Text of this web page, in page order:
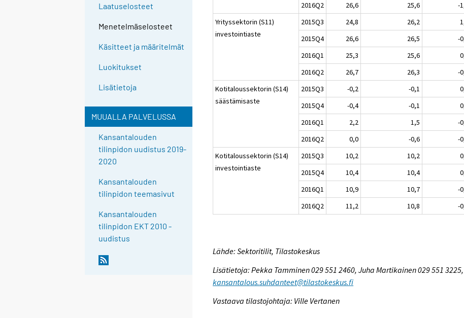
Laatuselosteet
Menetelmäselosteet
Käsitteet ja määritelmät
Luokitukset
Lisätietoja
MUUALLA PALVELUSSA
Kansantalouden
tilinpidon uudistus 2019-
2020
Kansantalouden
tilinpidon teemasivut
Kansantalouden
tilinpidon EKT 2010 -
uudistus
2016Q2
26,6 25,6
-
Yrityssektorin (S11)
investointiaste
2015Q3 24,8 26,2
2015Q4
26,6 26,5
-
2016Q1
25,3 25,6
2016Q2
26,7 26,3
-
Kotitaloussektorin (S14)
säästämisaste
2015Q3 -0,2 -0,1
2015Q4
-0,4 -0,1
2016Q1
2,2 1,5
-
2016Q2
0,0 -0,6
-
Kotitaloussektorin (S14)
investointiaste
2015Q3 10,2 10,2
2015Q4
10,4 10,4
2016Q1
10,9 10,7
-
2016Q2
11,2 10,8 -
Lähde: Sektoritilit, Tilastokeskus
Lisätietoja: Pekka Tamminen 029 551 2460, Juha Martikainen 029 551 3225,
kansantalous.suhdanteet@tilastokeskus.fi
Vastaava tilastojohtaja: Ville Vertanen